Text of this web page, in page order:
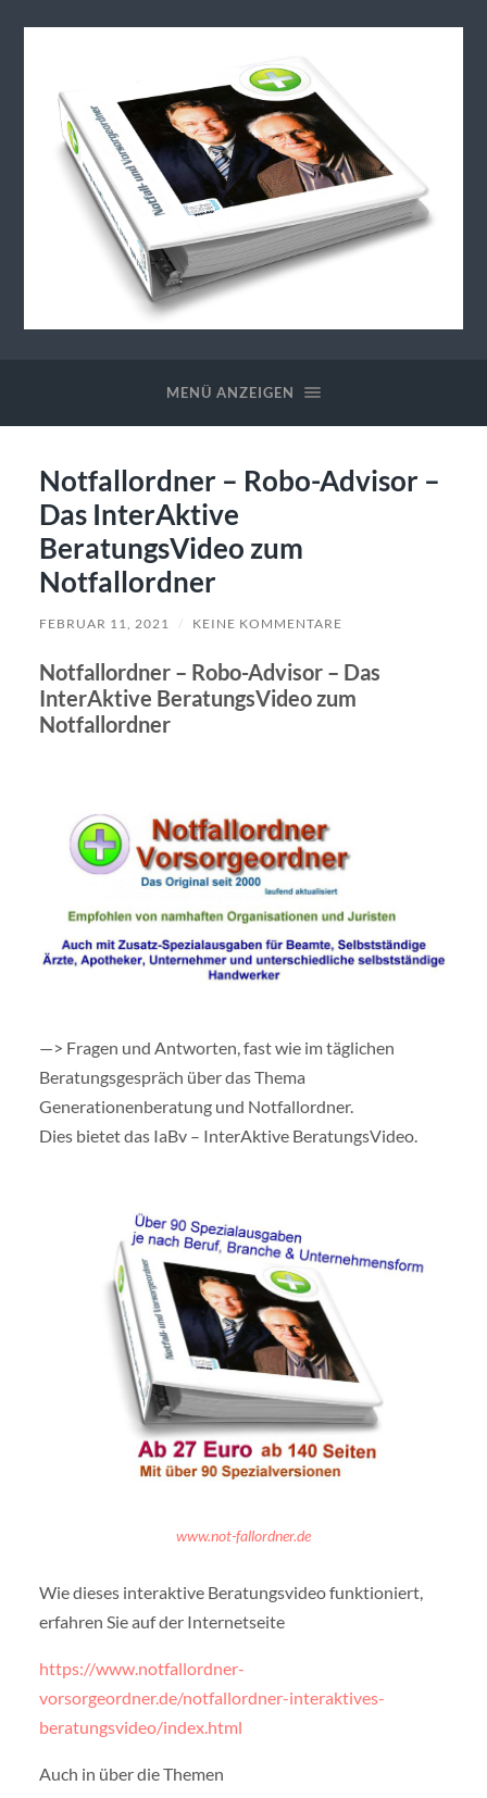
MENÜ ANZEIGEN
Notfallordner – Robo-Advisor –
Das InterAktive
BeratungsVideo zum
Notfallordner
FEBRUAR 11, 2021 / KEINE KOMMENTARE
Notfallordner – Robo-Advisor – Das
InterAktive BeratungsVideo zum
Notfallordner
—> Fragen und Antworten, fast wie im täglichen
Beratungsgespräch über das Thema
Generationenberatung und Notfallordner.
Dies bietet das IaBv – InterAktive BeratungsVideo.
www.not-fallordner.de
Wie dieses interaktive Beratungsvideo funktioniert,
erfahren Sie auf der Internetseite
https://www.notfallordner-
vorsorgeordner.de/notfallordner-interaktives-
beratungsvideo/index.html
Auch in über die Themen